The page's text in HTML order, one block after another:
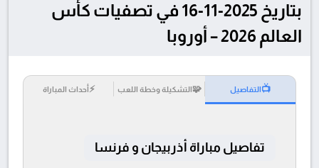
بتاريخ 2025-11-16 في تصفيات كأس
العالم 2026 – أوروبا
📺التفاصيل 🧩التشكيلة وخطة اللعب ⚡أحداث المباراة
تفاصيل مباراة أذربيجان و فرنسا